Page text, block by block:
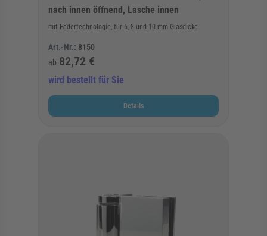
nach innen öffnend, Lasche innen
mit Federtechnologie, für 6, 8 und 10 mm Glasdicke
Art.-Nr.: 8150
ab 82,72 €
wird bestellt für Sie
Details